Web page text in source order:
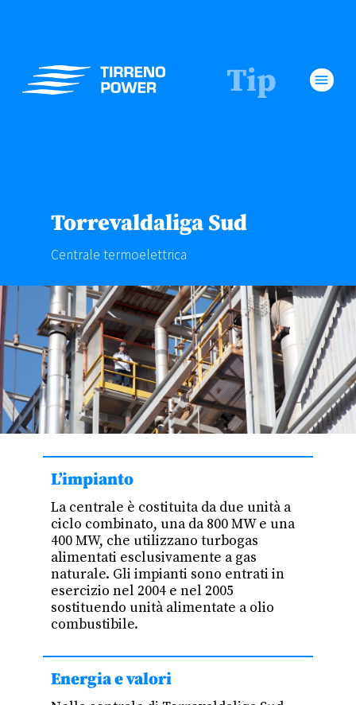
Tip menu
Torrevaldaliga Sud
Centrale termoelettrica
L’impianto
La centrale è costituita da due unità a
ciclo combinato, una da 800 MW e una
400 MW, che utilizzano turbogas
alimentati esclusivamente a gas
naturale. Gli impianti sono entrati in
esercizio nel 2004 e nel 2005
sostituendo unità alimentate a olio
combustibile.
Energia e valori